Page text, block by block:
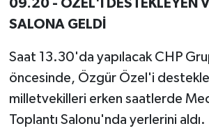
09.20 - ÖZEL'İ DESTEKLEYEN
SALONA GELDİ
Saat 13.30'da yapılacak CHP
öncesinde, Özgür Özel'i
milletvekilleri erken saatlerde
Toplantı Salonu'nda yerlerini aldı.